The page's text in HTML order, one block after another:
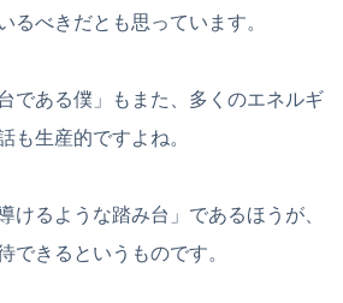
るべきだとも思っています。
である僕」もまた、多くのエネルギ
も生産的ですよね。
けるような踏み台」であるほうが、
できるというものです。